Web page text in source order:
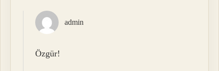
admin
Özgür!